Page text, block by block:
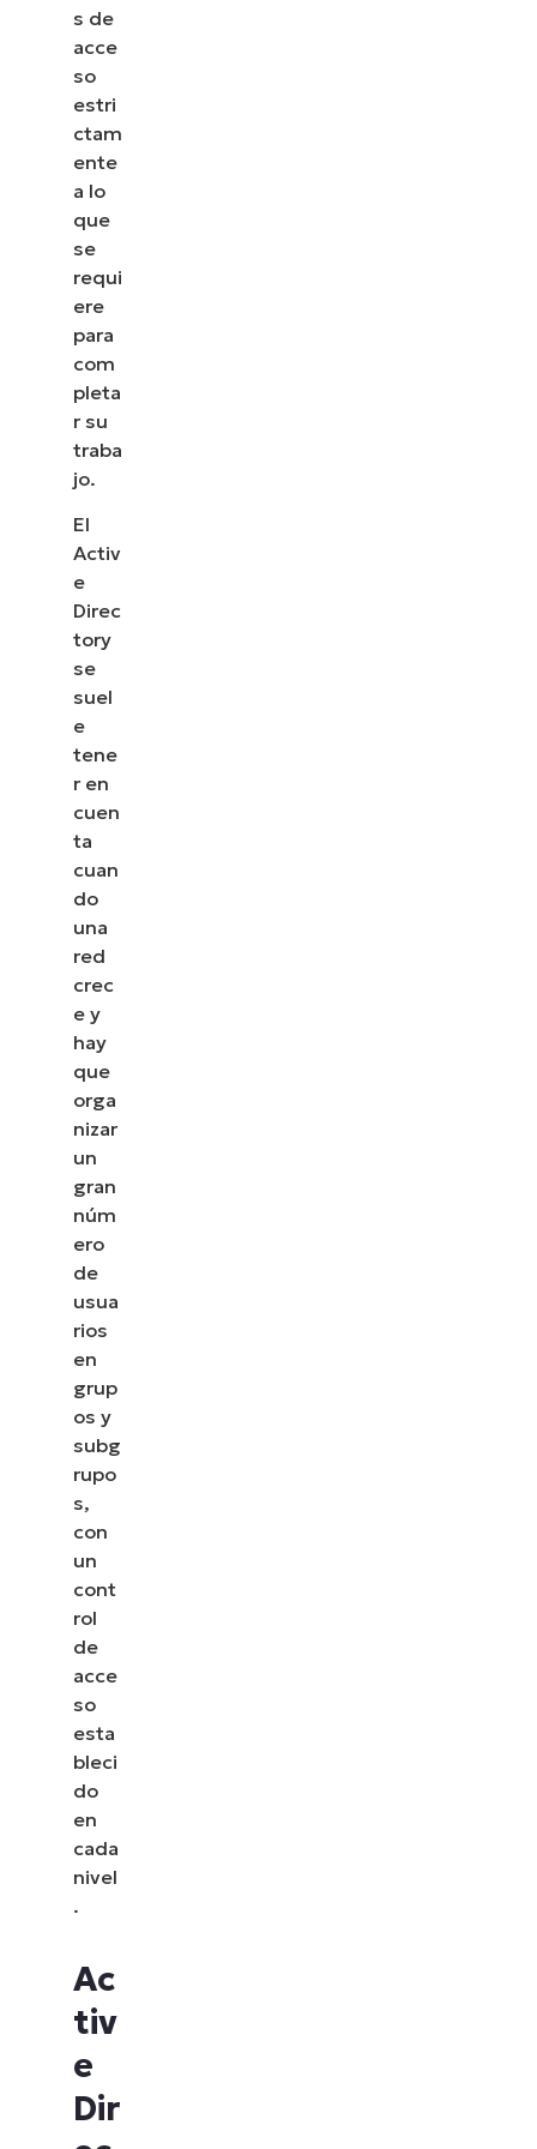
s de
acce
so
estri
ctam
ente
a lo
que
se
requi
ere
para
com
pleta
r su
traba
jo.
El
Activ
e
Direc
tory
se
suel
e
tene
r en
cuen
ta
cuan
do
una
red
crec
e y
hay
que
orga
nizar
un
gran
núm
ero
de
usua
rios
en
grup
os y
subg
rupo
s,
con
un
cont
rol
de
acce
so
esta
bleci
do
en
cada
nivel
.
Ac
tiv
e
Dir